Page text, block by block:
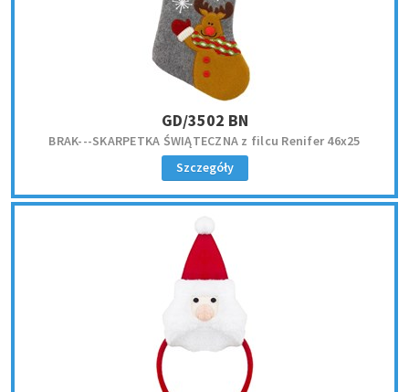
GD/3502 BN
BRAK---SKARPETKA ŚWIĄTECZNA z filcu Renifer 46x25
Szczegóły